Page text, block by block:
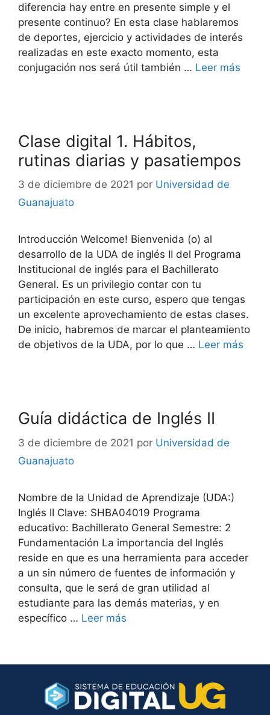
diferencia hay entre en presente simple y el
presente continuo? En esta clase hablaremos
de deportes, ejercicio y actividades de interés
realizadas en este exacto momento, esta
conjugación nos será útil también … Leer más
Clase digital 1. Hábitos,
rutinas diarias y pasatiempos
3 de diciembre de 2021 por Universidad de
Guanajuato
Introducción Welcome! Bienvenida (o) al
desarrollo de la UDA de inglés II del Programa
Institucional de inglés para el Bachillerato
General. Es un privilegio contar con tu
participación en este curso, espero que tengas
un excelente aprovechamiento de estas clases.
De inicio, habremos de marcar el planteamiento
de objetivos de la UDA, por lo que … Leer más
Guía didáctica de Inglés II
3 de diciembre de 2021 por Universidad de
Guanajuato
Nombre de la Unidad de Aprendizaje (UDA:)
Inglés II Clave: SHBA04019 Programa
educativo: Bachillerato General Semestre: 2
Fundamentación La importancia del Inglés
reside en que es una herramienta para acceder
a un sin número de fuentes de información y
consulta, que le será de gran utilidad al
estudiante para las demás materias, y en
específico … Leer más